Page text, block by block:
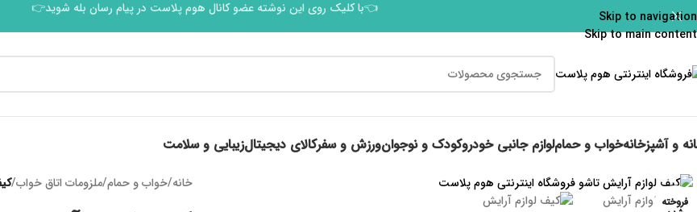
Skip to navigation
Skip to main content
👈با کلیک روی این نوشته عضو کانال هوم پلاست در پیام رسان بله شوید👉
و آشپزخانهخواب و حماملوازم جانبی خودروکودک و نوجوانورزش و سفرکالای دیجیتالزیبایی و سلامت
فروخته
خانه/خواب و حمام/ملزومات اتاق خواب/